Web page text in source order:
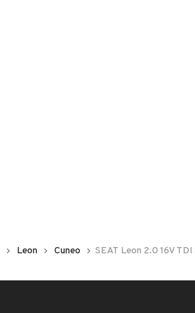
Leon Cuneo SEAT Leon 2.0 16V